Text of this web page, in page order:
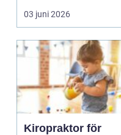
av personal, sama...
03 juni 2026
Kiropraktor för